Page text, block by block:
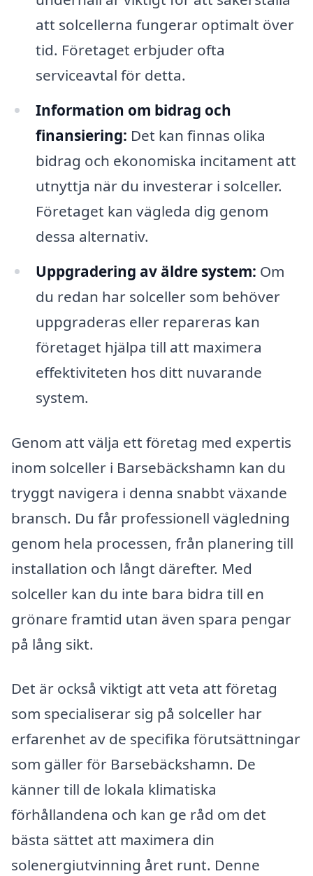
att solcellerna fungerar optimalt över
tid. Företaget erbjuder ofta
serviceavtal för detta.
Information om bidrag och
finansiering: Det kan finnas olika
bidrag och ekonomiska incitament att
utnyttja när du investerar i solceller.
Företaget kan vägleda dig genom
dessa alternativ.
Uppgradering av äldre system: Om
du redan har solceller som behöver
uppgraderas eller repareras kan
företaget hjälpa till att maximera
effektiviteten hos ditt nuvarande
system.
Genom att välja ett företag med expertis
inom solceller i Barsebäckshamn kan du
tryggt navigera i denna snabbt växande
bransch. Du får professionell vägledning
genom hela processen, från planering till
installation och långt därefter. Med
solceller kan du inte bara bidra till en
grönare framtid utan även spara pengar
på lång sikt.
Det är också viktigt att veta att företag
som specialiserar sig på solceller har
erfarenhet av de specifika förutsättningar
som gäller för Barsebäckshamn. De
känner till de lokala klimatiska
förhållandena och kan ge råd om det
bästa sättet att maximera din
solenergiutvinning året runt. Denne